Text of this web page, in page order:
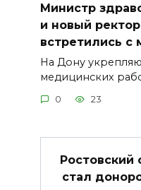
Министр
и новый
встретились
На Дону
медицинских
0 23
Ростовский
стал